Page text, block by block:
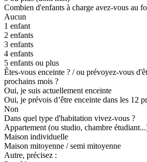
Combien d'enfants à charge avez-vous au
Aucun
1 enfant
2 enfants
3 enfants
4 enfants
5 enfants ou plus
Êtes-vous enceinte ? / ou prévoyez-vous
prochains mois ?
Oui, je suis actuellement enceinte
Oui, je prévois d’être enceinte dans les 12
Non
Dans quel type d'habitation vivez-vous ?
Appartement (ou studio, chambre
Maison individuelle
Maison mitoyenne / semi mitoyenne
Autre, précisez :